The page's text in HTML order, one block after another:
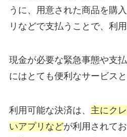
うに、用意された商品を購
リなどで支払うことで、利用
現金が必要な緊急事態や支
にはとても便利なサービスと
利用可能な決済は、 主にク
いアプリなどが利用されて